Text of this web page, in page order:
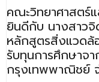
คณะวิทยาศาสตร์แ
ยินดีกับ นางสาว
หลักสูตรสิ่งแวดล้
รับทุนการศึกษาจ
กรุงเทพพาณิชย์